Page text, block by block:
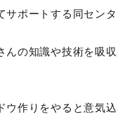
サポートする同センタ
んの知識や技術を吸収
ウ作りをやると意気込